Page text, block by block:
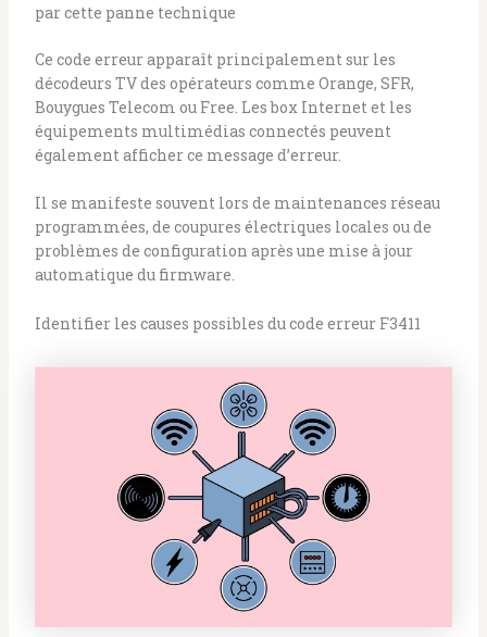
par cette panne technique
Ce code erreur apparaît principalement sur les
décodeurs TV des opérateurs comme Orange, SFR,
Bouygues Telecom ou Free. Les box Internet et les
équipements multimédias connectés peuvent
également afficher ce message d’erreur.
Il se manifeste souvent lors de maintenances réseau
programmées, de coupures électriques locales ou de
problèmes de configuration après une mise à jour
automatique du firmware.
Identifier les causes possibles du code erreur F3411